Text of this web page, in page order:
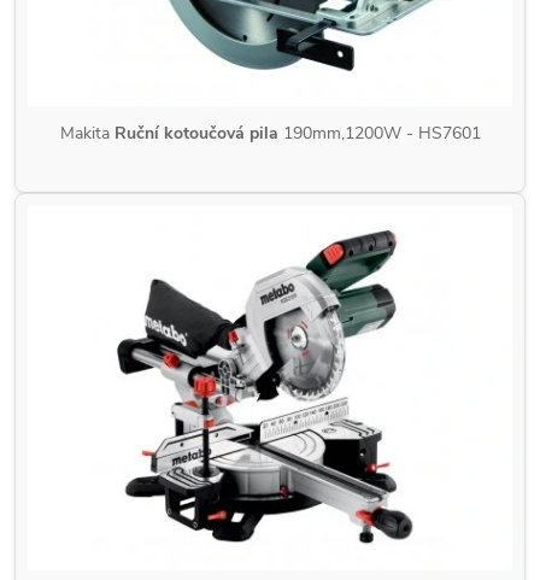
Makita Ruční kotoučová pila 190mm,1200W - HS7601